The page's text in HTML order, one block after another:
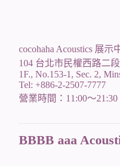
cocohaha Acoustics 展示
104 台北市民權西路二
1F., No.153-1, Sec. 2,
Tel: +886-2-2507-7777
營業時間：11:00～21:30
BBBB aaa